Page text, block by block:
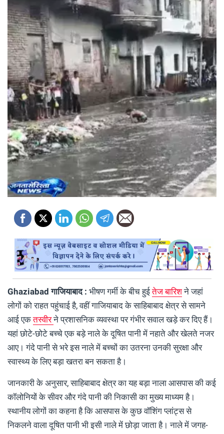
Ghaziabad गाजियाबाद : भीषण गर्मी के बीच हुईतेज बारिशने जहां
लोगों को राहत पहुंचाई है, वहीं गाजियाबाद के साहिबाबाद क्षेत्र से सामने
आई एकतस्वीरने प्रशासनिक व्यवस्था पर गंभीर सवाल खड़े कर दिए हैं।
यहां छोटे-छोटे बच्चे एक बड़े नाले के दूषित पानी में नहाते और खेलते नजर
आए। गंदे पानी से भरे इस नाले में बच्चों का उतरना उनकी सुरक्षा और
स्वास्थ्य के लिए बड़ा खतरा बन सकता है।
जानकारी के अनुसार, साहिबाबाद क्षेत्र का यह बड़ा नाला आसपास की कई
कॉलोनियों के सीवर और गंदे पानी की निकासी का मुख्य माध्यम है।
स्थानीय लोगों का कहना है कि आसपास के कुछ वॉशिंग प्लांट्स से
निकलने वाला दूषित पानी भी इसी नाले में छोड़ा जाता है। नाले में जगह-